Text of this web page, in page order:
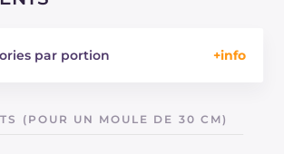
par portion
33.2
(POUR UN MOULE DE 30 CM)